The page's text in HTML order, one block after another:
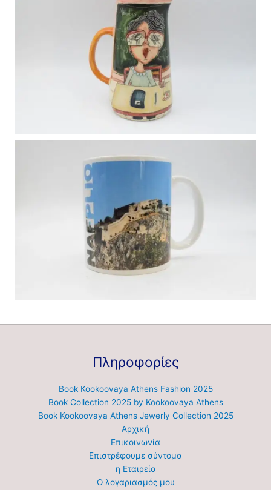
Πληροφορίες
Book Kookoovaya Athens Fashion 2025
Book Collection 2025 by Kookoovaya Athens
Book Kookoovaya Athens Jewerly Collection 2025
Αρχική
Επικοινωνία
Επιστρέφουμε σύντομα
η Εταιρεία
Ο λογαριασμός μου